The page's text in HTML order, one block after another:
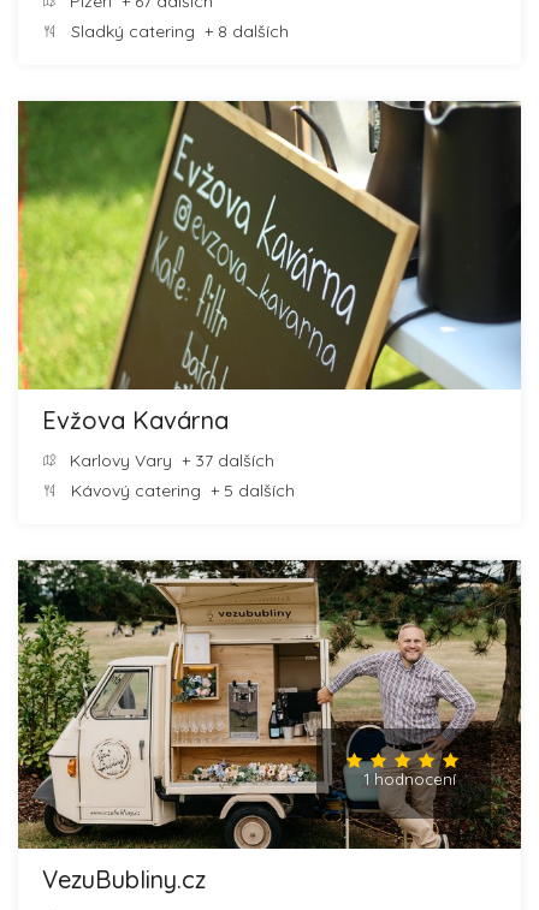
Sladký catering + 8 dalších
Evžova Kavárna
Karlovy Vary + 37 dalších
Kávový catering + 5 dalších
1 hodnocení
VezuBubliny.cz